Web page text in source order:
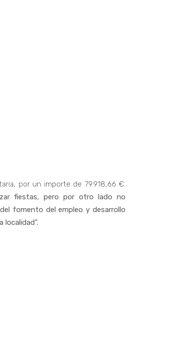
por un importe de 79.918,66 €.
fiestas, pero por otro lado no
fomento del empleo y desarrollo